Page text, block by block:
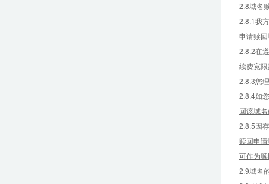
2.8域名
2.8.1我
申请赎
2.8.2在
续费宽
2.8.3您
2.8.4如
回该域
2.8.5因
赎回申
可作为
2.9域名